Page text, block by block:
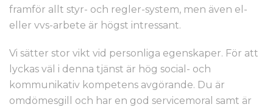
framför allt styr- och regler-system, men även el-
eller vvs-arbete är högst intressant.
Vi sätter stor vikt vid personliga egenskaper. För att
lyckas väl i denna tjänst är hög social- och
kommunikativ kompetens avgörande. Du är
omdömesgill och har en god servicemoral samt är